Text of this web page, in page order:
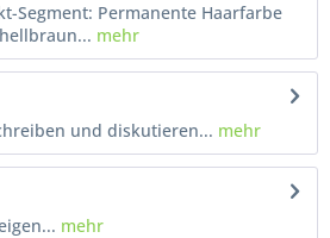
Segment: Permanente Haarfarbe
mehr
und diskutieren... mehr
mehr